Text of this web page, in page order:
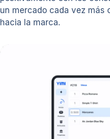
un mercado cada vez más
hacia la marca.